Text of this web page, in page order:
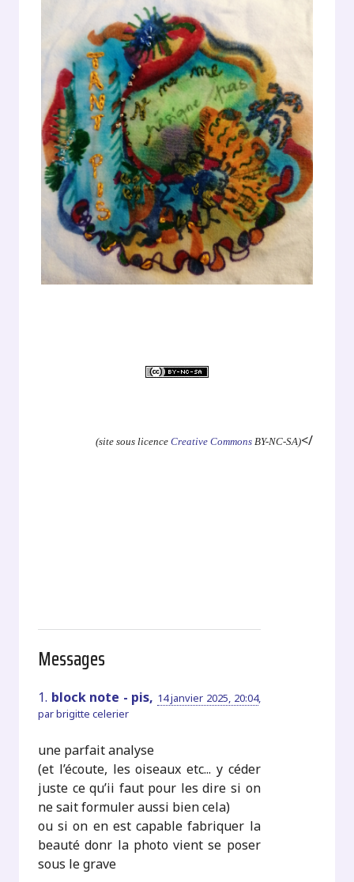
(site sous licence Creative CommonsBY-NC-SA)</
Messages
1. block note - pis, 14 janvier 2025, 20:04,
parbrigitte celerier
une parfait analyse
(et l’écoute, les oiseaux etc... y céder
juste ce qu’ii faut pour les dire si on
ne sait formuler aussi bien cela)
ou si on en est capable fabriquer la
beauté donr la photo vient se poser
sous le grave